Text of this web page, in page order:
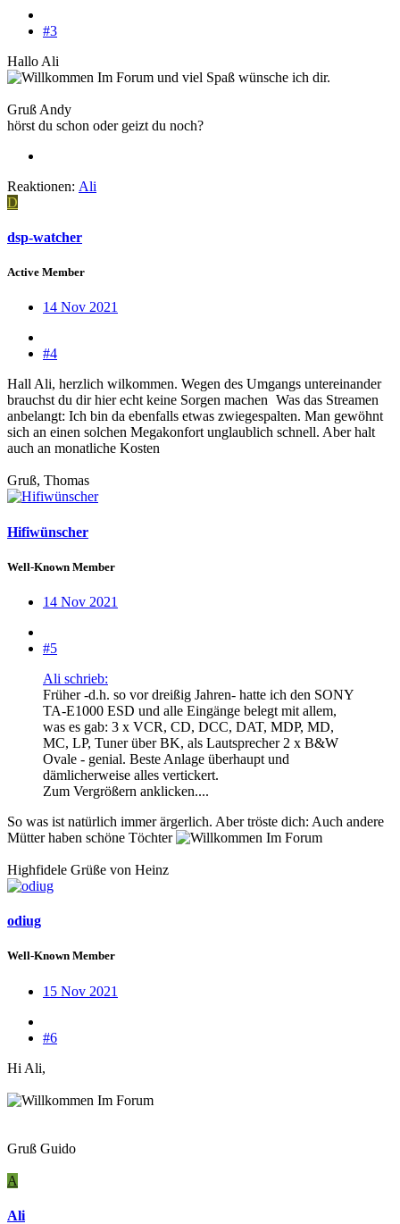
#3
Hallo Ali
und viel Spaß wünsche ich dir.
Gruß Andy
hörst du schon oder geizt du noch?
Reaktionen: Ali
D
dsp-watcher
Active Member
14 Nov 2021
#4
Hall Ali, herzlich wilkommen. Wegen des Umgangs untereinander
brauchst du dir hier echt keine Sorgen machen Was das Streamen
anbelangt: Ich bin da ebenfalls etwas zwiegespalten. Man gewöhnt
sich an einen solchen Megakonfort unglaublich schnell. Aber halt
auch an monatliche Kosten
Gruß, Thomas
Hifiwünscher
Well-Known Member
14 Nov 2021
#5
Ali schrieb:
Früher -d.h. so vor dreißig Jahren- hatte ich den SONY
TA-E1000 ESD und alle Eingänge belegt mit allem,
was es gab: 3 x VCR, CD, DCC, DAT, MDP, MD,
MC, LP, Tuner über BK, als Lautsprecher 2 x B&W
Ovale - genial. Beste Anlage überhaupt und
dämlicherweise alles vertickert.
Zum Vergrößern anklicken....
So was ist natürlich immer ärgerlich. Aber tröste dich: Auch andere
Mütter haben schöne Töchter
Highfidele Grüße von Heinz
odiug
Well-Known Member
15 Nov 2021
#6
Hi Ali,
Gruß Guido
A
Ali